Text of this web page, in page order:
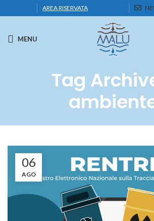
AREA RISERVATA
MENU
Tag
06
AGO